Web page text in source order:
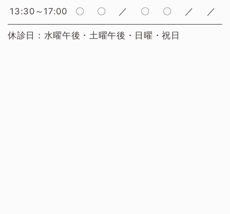
休診日：水曜午後・土曜午後・日曜・祝日
13:30～17:00 〇 〇 ／ 〇 〇 ／ ／